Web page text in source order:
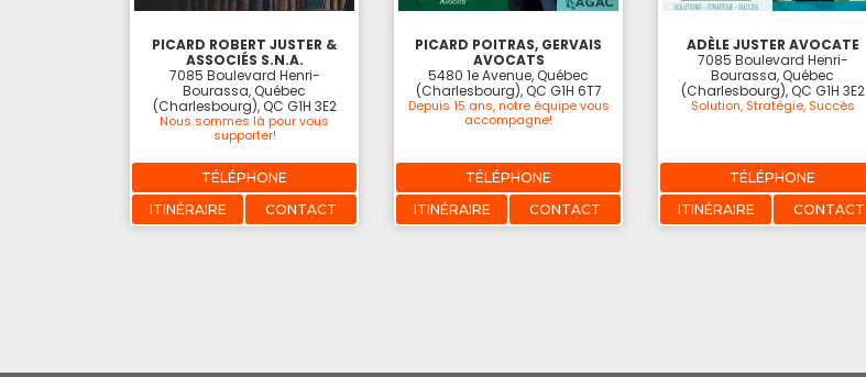
PICARD ROBERT JUSTER &
ASSOCIÉS S.N.A.
7085 Boulevard Henri-
Bourassa, Québec
(Charlesbourg), QC G1H 3E2
Nous sommes là pour vous
supporter!
TÉLÉPHONE
ITINÉRAIRE
CONTACT
PICARD POITRAS, GERVAIS
AVOCATS
5480 1e Avenue, Québec
(Charlesbourg), QC G1H 6T7
Depuis 15 ans, notre équipe vous
accompagne!
TÉLÉPHONE
ITINÉRAIRE
CONTACT
ADÈLE JUSTER AVOCATE
7085 Boulevard Henri-
Bourassa, Québec
(Charlesbourg), QC G1H 3E2
Solution, Stratégie, Succès
TÉLÉPHONE
ITINÉRAIRE
CONTACT